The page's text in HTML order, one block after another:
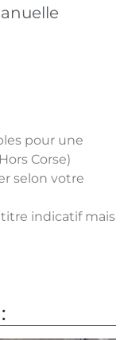
pour une
Corse)
selon votre
indicatif mais